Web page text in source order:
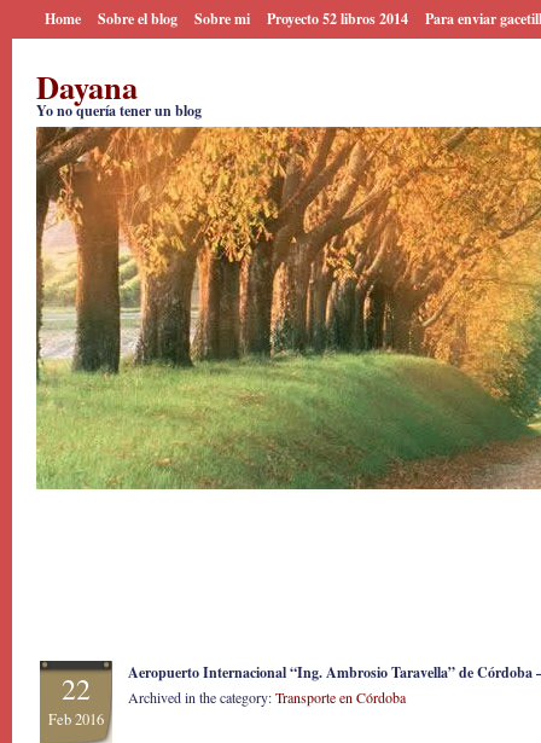
Home Sobre el blog Sobre mi Proyecto 52 libros 2014 Para enviar
Dayana
Yo no quería tener un blog
22
Feb 2016
Aeropuerto Internacional “Ing. Ambrosio Taravella” de Córdoba
Archived in the category:Transporte en Córdoba